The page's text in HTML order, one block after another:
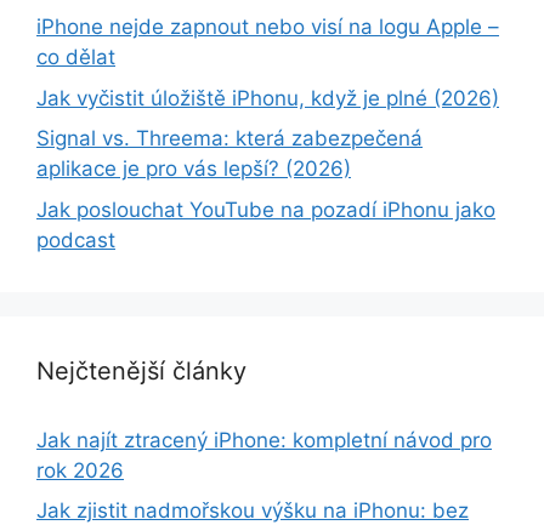
iPhone nejde zapnout nebo visí na logu Apple –
co dělat
Jak vyčistit úložiště iPhonu, když je plné (2026)
Signal vs. Threema: která zabezpečená
aplikace je pro vás lepší? (2026)
Jak poslouchat YouTube na pozadí iPhonu jako
podcast
Nejčtenější články
Jak najít ztracený iPhone: kompletní návod pro
rok 2026
Jak zjistit nadmořskou výšku na iPhonu: bez